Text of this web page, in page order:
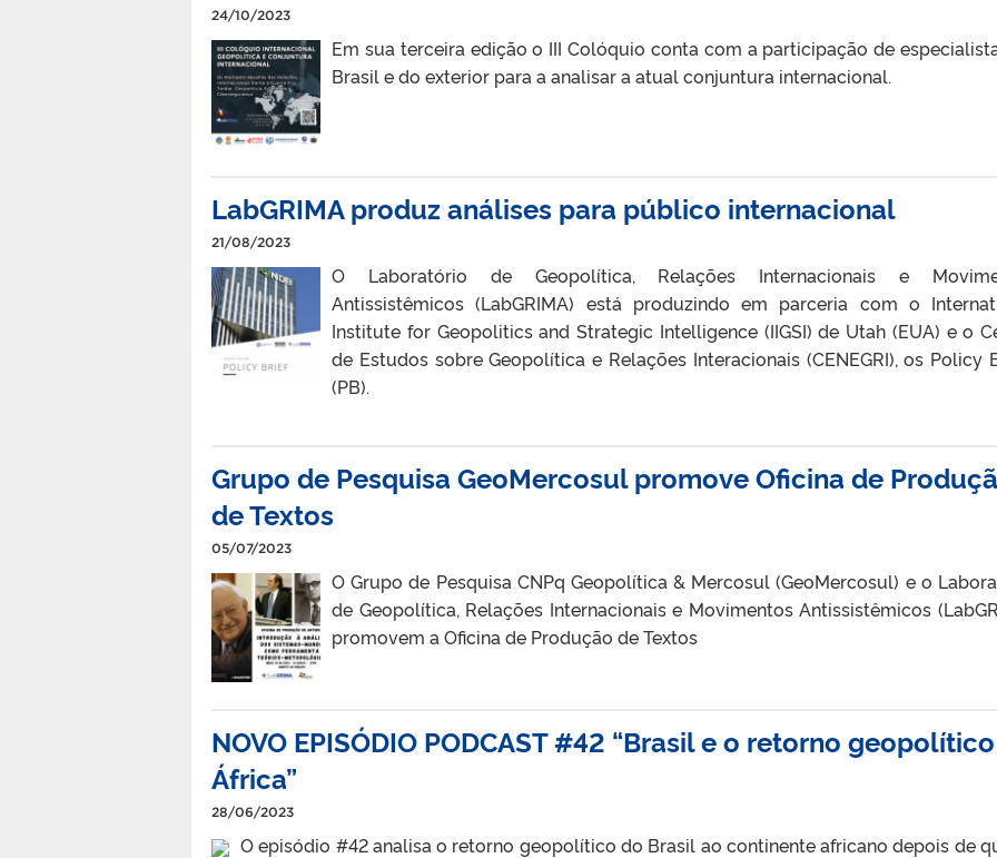
24/10/2023
Em sua terceira edição o III Colóquio conta com a participação de
Brasil e do exterior para a analisar a atual conjuntura internacional.
LabGRIMA produz análises para público internacional
21/08/2023
O Laboratório de Geopolítica, Relações Internacionais e
Antissistêmicos (LabGRIMA) está produzindo em parceria com o
Institute for Geopolitics and Strategic Intelligence (IIGSI) de Utah (EUA) e o
de Estudos sobre Geopolítica e Relações Interacionais (CENEGRI), os Policy
(PB).
Grupo de Pesquisa GeoMercosul promove Oficina de
de Textos
05/07/2023
O Grupo de Pesquisa CNPq Geopolítica & Mercosul (GeoMercosul) e o
de Geopolítica, Relações Internacionais e Movimentos Antissistêmicos
promovem a Oficina de Produção de Textos
NOVO EPISÓDIO PODCAST #42 “Brasil e o retorno
África”
28/06/2023
O episódio #42 analisa o retorno geopolítico do Brasil ao continente africano depois de